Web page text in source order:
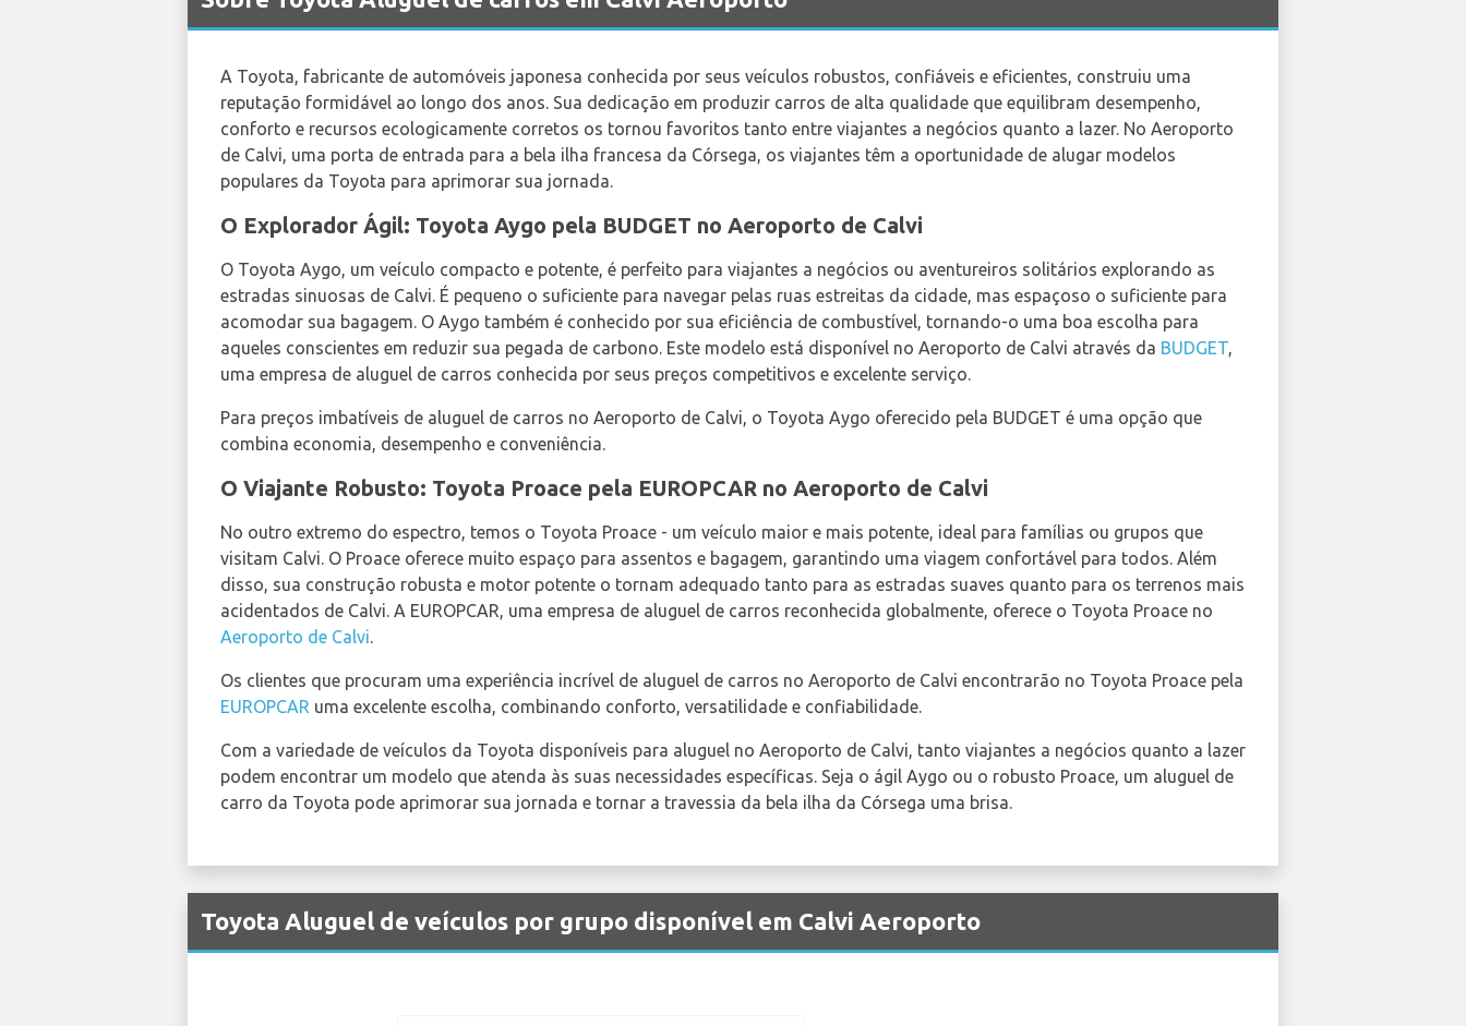
A Toyota, fabricante de automóveis japonesa conhecida por seus veículos robustos, confiáveis ​​e eficientes, construiu uma
reputação formidável ao longo dos anos. Sua dedicação em produzir carros de alta qualidade que equilibram desempenho,
conforto e recursos ecologicamente corretos os tornou favoritos tanto entre viajantes a negócios quanto a lazer. No Aeroporto
de Calvi, uma porta de entrada para a bela ilha francesa da Córsega, os viajantes têm a oportunidade de alugar modelos
populares da Toyota para aprimorar sua jornada.
O Explorador Ágil: Toyota Aygo pela BUDGET no Aeroporto de Calvi
O Toyota Aygo, um veículo compacto e potente, é perfeito para viajantes a negócios ou aventureiros solitários explorando as
estradas sinuosas de Calvi. É pequeno o suficiente para navegar pelas ruas estreitas da cidade, mas espaçoso o suficiente para
acomodar sua bagagem. O Aygo também é conhecido por sua eficiência de combustível, tornando-o uma boa escolha para
aqueles conscientes em reduzir sua pegada de carbono. Este modelo está disponível no Aeroporto de Calvi através da BUDGET,
uma empresa de aluguel de carros conhecida por seus preços competitivos e excelente serviço.
Para preços imbatíveis de aluguel de carros no Aeroporto de Calvi, o Toyota Aygo oferecido pela BUDGET é uma opção que
combina economia, desempenho e conveniência.
O Viajante Robusto: Toyota Proace pela EUROPCAR no Aeroporto de Calvi
No outro extremo do espectro, temos o Toyota Proace - um veículo maior e mais potente, ideal para famílias ou grupos que
visitam Calvi. O Proace oferece muito espaço para assentos e bagagem, garantindo uma viagem confortável para todos. Além
disso, sua construção robusta e motor potente o tornam adequado tanto para as estradas suaves quanto para os terrenos mais
acidentados de Calvi. A EUROPCAR, uma empresa de aluguel de carros reconhecida globalmente, oferece o Toyota Proace no
Aeroporto de Calvi.
Os clientes que procuram uma experiência incrível de aluguel de carros no Aeroporto de Calvi encontrarão no Toyota Proace pela
EUROPCAR uma excelente escolha, combinando conforto, versatilidade e confiabilidade.
Com a variedade de veículos da Toyota disponíveis para aluguel no Aeroporto de Calvi, tanto viajantes a negócios quanto a lazer
podem encontrar um modelo que atenda às suas necessidades específicas. Seja o ágil Aygo ou o robusto Proace, um aluguel de
carro da Toyota pode aprimorar sua jornada e tornar a travessia da bela ilha da Córsega uma brisa.
Toyota Aluguel de veículos por grupo disponível em Calvi Aeroporto